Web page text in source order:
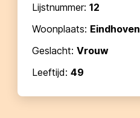
Lijstnummer:12
Woonplaats: Eindhoven
Geslacht:Vrouw
Leeftijd:49